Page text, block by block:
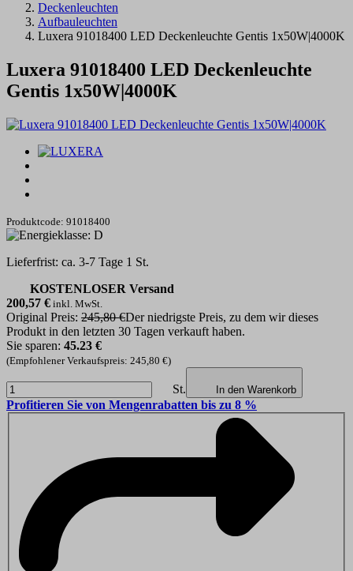
Deckenleuchten
Aufbauleuchten
Luxera 91018400 LED Deckenleuchte Gentis 1x50W|4000K
Luxera 91018400 LED Deckenleuchte
Gentis 1x50W|4000K
Produktcode: 91018400
Lieferfrist: ca. 3-7 Tage 1 St.
KOSTENLOSER Versand
200,57 € inkl. MwSt.
Original Preis: 245,80 €Der niedrigste Preis, zu dem wir dieses
Produkt in den letzten 30 Tagen verkauft haben.
Sie sparen: 45.23 €
(Empfohlener Verkaufspreis: 245,80 €)
St. In den Warenkorb
Profitieren Sie von Mengenrabatten bis zu 8 %